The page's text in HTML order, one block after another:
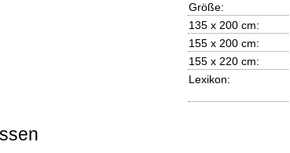
Größe:
135 x 200 cm:
155 x 200 cm:
155 x 220 cm:
Lexikon: